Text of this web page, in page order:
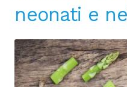
neonati e